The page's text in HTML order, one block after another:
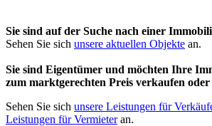
Sie sind auf der Suche nach einer
Sehen Sie sich unsere aktuellen Objekte an.
Sie sind Eigentümer und möchten Ihre
zum marktgerechten Preis verkaufen oder
Sehen Sie sich unsere Leistungen für
Leistungen für Vermieteran.